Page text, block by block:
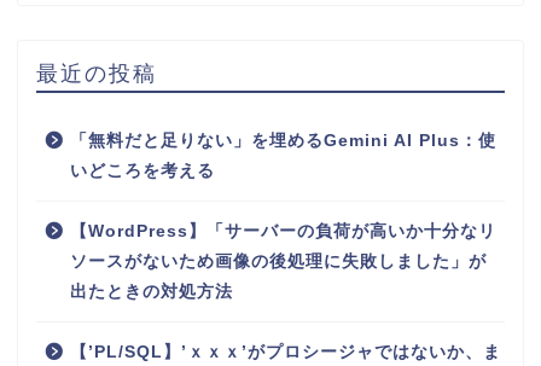
最近の投稿
「無料だと足りない」を埋めるGemini AI Plus：使
いどころを考える
【WordPress】「サーバーの負荷が高いか十分なリ
ソースがないため画像の後処理に失敗しました」が
出たときの対処方法
【’PL/SQL】’ｘｘｘ’がプロシージャではないか、ま